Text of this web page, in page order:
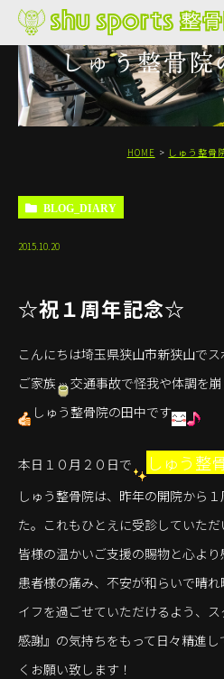
しゅう整骨院
HOME しゅう整骨
BLOG_DIARY
2015.10.20
☆祝１周年記念☆
こんにちは埼玉県狭山市新狭山で
ご家族
交通事故で怪我や体調を
しゅう整骨院の田中です
本日１０月２０日で しゅう整
しゅう整骨院は、昨年の開院から
た。これもひとえに受診していた
皆様の温かいご支援の賜物と心よ
患者様の痛み、不安が和らいで晴
イフを過ごせていただけるよう、
感謝』の気持ちをもって日々精進
くお願い致します！